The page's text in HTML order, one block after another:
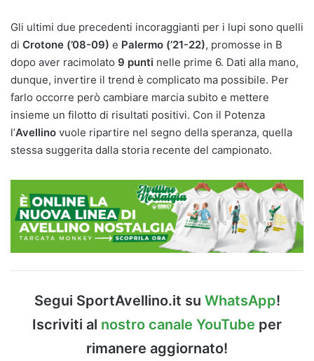
Gli ultimi due precedenti incoraggianti per i lupi sono quelli
di Crotone (’08-09) e Palermo (’21-22), promosse in B
dopo aver racimolato 9 punti nelle prime 6. Dati alla mano,
dunque, invertire il trend è complicato ma possibile. Per
farlo occorre però cambiare marcia subito e mettere
insieme un filotto di risultati positivi. Con il Potenza
l’Avellino vuole ripartire nel segno della speranza, quella
stessa suggerita dalla storia recente del campionato.
Segui SportAvellino.it su WhatsApp!
Iscriviti al nostro canale YouTube per
rimanere aggiornato!